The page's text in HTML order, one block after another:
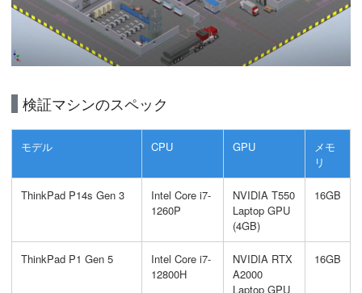
検証マシンのスペック
モデル CPU GPU
メモ
リ
ThinkPad P14s Gen 3
Intel Core i7-
1260P
NVIDIA T550
Laptop GPU
(4GB)
16GB
ThinkPad P1 Gen 5
Intel Core i7-
12800H
NVIDIA RTX
A2000
Laptop GPU
16GB